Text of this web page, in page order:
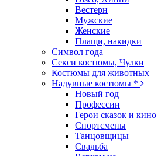
Вестерн
Мужские
Женские
Плащи, накидки
Символ года
Секси костюмы, Чулки
Костюмы для животных
Надувные костюмы *
Новый год
Профессии
Герои сказок и кино
Спортсмены
Танцовщицы
Свадьба